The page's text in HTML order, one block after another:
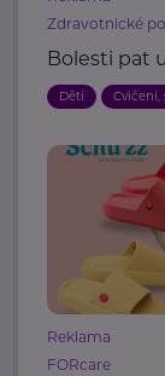
Zdravotnické
Bolesti pat
Děti Cvičení,
Reklama
FORcare